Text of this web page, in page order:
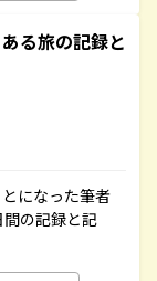
る旅の記録と
になった筆者
の記録と記